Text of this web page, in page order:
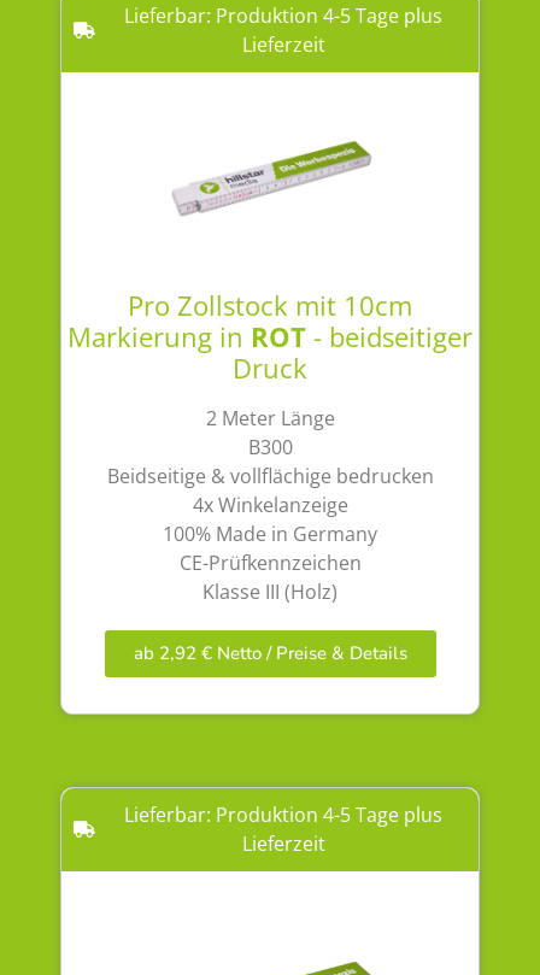
Lieferbar: Produktion 4-5 Tage plus
Lieferzeit
Pro Zollstock mit 10cm
Markierung in ROT- beidseitiger
Druck
2 Meter Länge
B300
Beidseitige & vollflächige bedrucken
4x Winkelanzeige
100% Made in Germany
CE-Prüfkennzeichen
Klasse III (Holz)
ab 2,92 € Netto / Preise & Details
Lieferbar: Produktion 4-5 Tage plus
Lieferzeit